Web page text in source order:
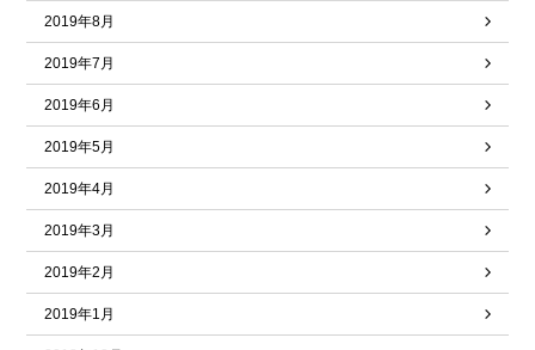
2019年8月
2019年7月
2019年6月
2019年5月
2019年4月
2019年3月
2019年2月
2019年1月